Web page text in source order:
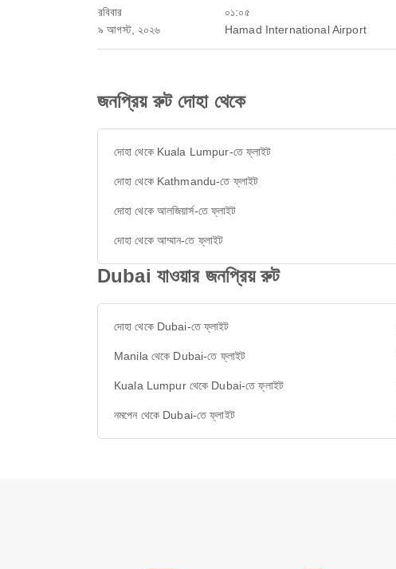
রবিবার
৯ আগস্ট, ২০২৬
০১:০৫
Hamad International Airport
জনপ্রিয় রুট দোহা থেকে
দোহা থেকে Kuala Lumpur-তে ফ্লাইট
দোহা থেকে Kathmandu-তে ফ্লাইট
দোহা থেকে আলজিয়ার্স-তে ফ্লাইট
দোহা থেকে আম্মান-তে ফ্লাইট
Dubai যাওয়ার জনপ্রিয় রুট
দোহা থেকে Dubai-তে ফ্লাইট
Manila থেকে Dubai-তে ফ্লাইট
Kuala Lumpur থেকে Dubai-তে ফ্লাইট
নমপেন থেকে Dubai-তে ফ্লাইট